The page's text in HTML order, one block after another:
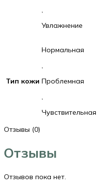
,
Увлажнение
Тип кожи
Нормальная
,
Проблемная
,
Чувствительная
Отзывы (0)
Отзывы
Отзывов пока нет.